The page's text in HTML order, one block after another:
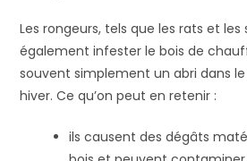
Les rongeurs, tels que les rats et les
également infester le bois de
souvent simplement un abri dans
hiver. Ce qu’on peut en retenir :
ils causent des dégâts